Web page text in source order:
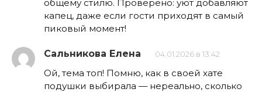
общему стилю. Проверено: уют добавляют
капец, даже если гости приходят в самый
пиковый момент!
Сальникова Елена 04.01.2026 в 13:42
Ой, тема топ! Помню, как в своей хате
подушки выбирала — нереально, сколько